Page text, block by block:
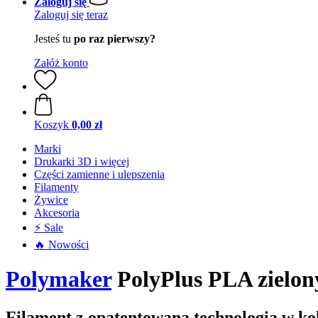
Zaloguj się teraz
Jesteś tu po raz pierwszy?
Załóż konto
Koszyk 0,00 zł
Marki
Drukarki 3D i więcej
Części zamienne i ulepszenia
Filamenty
Żywice
Akcesoria
⚡ Sale
🔥 Nowości
PolymakerPolyPlus PLA